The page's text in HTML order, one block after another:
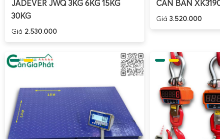
JADEVER JWQ 3KG 6KG 15KG
30KG
Giá 2.530.000
CÂN BÀN
Giá3.520.000